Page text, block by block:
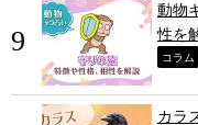
動物
性を
コラム
カラ